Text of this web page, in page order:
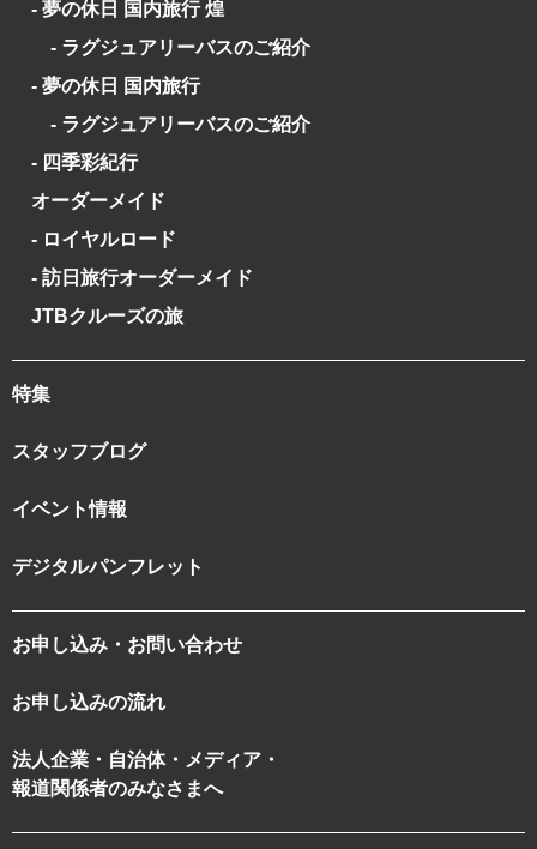
- 夢の休日 国内旅行 煌
- ラグジュアリーバスのご紹介
- 夢の休日 国内旅行
- ラグジュアリーバスのご紹介
- 四季彩紀行
オーダーメイド
- ロイヤルロード
- 訪日旅行オーダーメイド
JTBクルーズの旅
特集
スタッフブログ
イベント情報
デジタルパンフレット
お申し込み・お問い合わせ
お申し込みの流れ
法人企業・自治体・メディア・
報道関係者のみなさまへ